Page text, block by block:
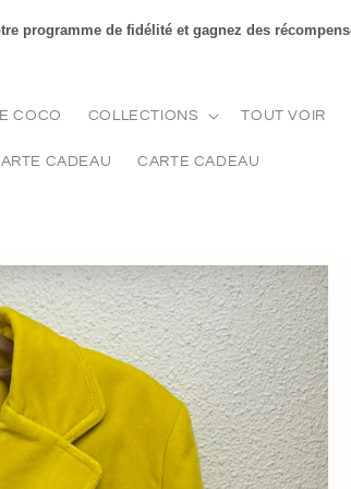
programme de fidélité et gagnez des
COCO COLLECTIONS TOUT VOIR
CADEAU CARTE CADEAU